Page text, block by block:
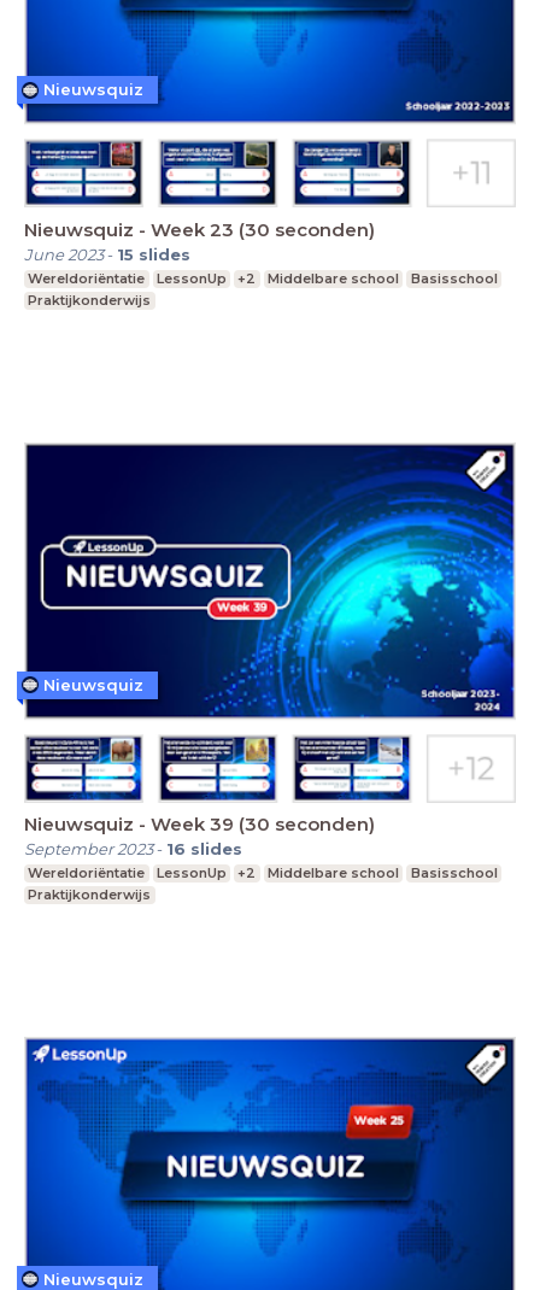
Nieuwsquiz - Week 23 (30 seconden)
June 2023- 15 slides
Wereldoriëntatie LessonUp +2 Middelbare school
Basisschool
Praktijkonderwijs
Nieuwsquiz
Nieuwsquiz - Week 39 (30 seconden)
September 2023- 16 slides
Wereldoriëntatie LessonUp +2 Middelbare school
Basisschool
Praktijkonderwijs
Nieuwsquiz
Nieuwsquiz